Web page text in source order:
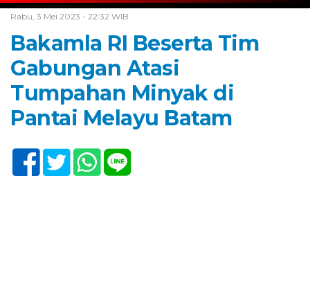
Rabu, 3 Mei 2023 - 22:32 WIB
Bakamla RI Beserta Tim
Gabungan Atasi
Tumpahan Minyak di
Pantai Melayu Batam